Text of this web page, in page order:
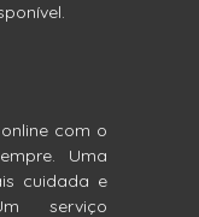
com o
Uma
cuidada e
serviço